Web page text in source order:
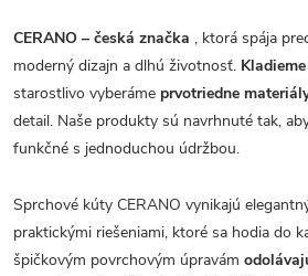
CERANO – česká značka , ktorá spája
moderný dizajn a dlhú životnosť.
starostlivo vyberáme prvotriedne
detail. Naše produkty sú navrhnuté tak,
funkčné s jednoduchou údržbou.
Sprchové kúty CERANO vynikajú
praktickými riešeniami, ktoré sa hodia do
špičkovým povrchovým úpravám